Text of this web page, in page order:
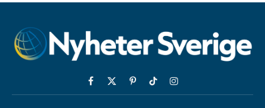
Facebook
X
(Twitter)
PinterestTikTokInstagram